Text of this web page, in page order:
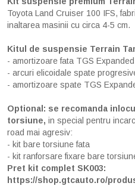
Toyota Land Cruiser 100 IFS,
inaltarea masinii cu circa 4-5 cm.
Kitul de suspensie Terrain
- amortizoare fata TGS
- arcuri elicoidale spate
- amortizoare spate TGS
Optional: se recomanda
torsiune, in special pentru
road mai agresiv:
- kit bare torsiune fata
- kit ranforsare fixare bare
Pret kit complet SK003:
https://shop.gtcauto.ro/